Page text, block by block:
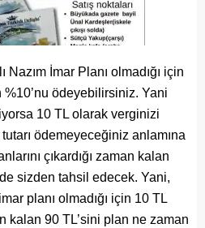
İmar Planı olmadığı için
%10’nu ödeyebilirsiniz. Yani
10 TL olarak verginizi
ödemeyeceğiniz anlamına
çıkardığı zaman kalan
sizden tahsil edecek. Yani,
planı olmadığı için 10 TL
kalan 90 TL’sini plan ne zaman